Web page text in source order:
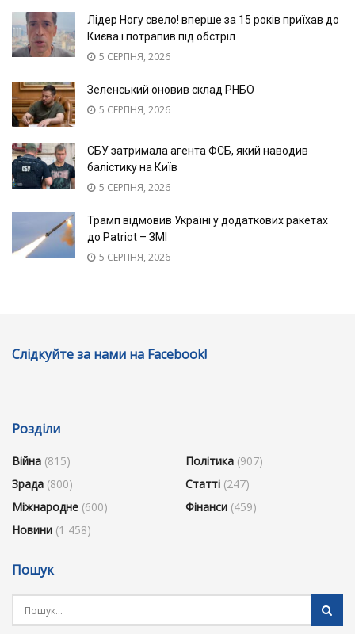
Лідер Ногу свело! вперше за 15 років приїхав до
Києва і потрапив під обстріл
5 СЕРПНЯ, 2026
Зеленський оновив склад РНБО
5 СЕРПНЯ, 2026
СБУ затримала агента ФСБ, який наводив
балістику на Київ
5 СЕРПНЯ, 2026
Трамп відмовив Україні у додаткових ракетах
до Patriot – ЗМІ
5 СЕРПНЯ, 2026
Слідкуйте за нами на Facebook!
Розділи
Війна (815)
Зрада (800)
Міжнародне (600)
Новини (1 458)
Політика (907)
Статті (247)
Фінанси (459)
Пошук